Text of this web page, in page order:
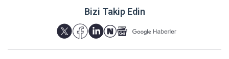
Bizi Takip Edin